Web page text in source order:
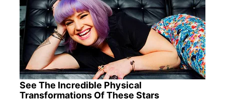
See The Incredible Physical
Transformations Of These Stars